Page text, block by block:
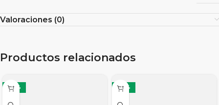
Valoraciones (0)
Productos relacionados
-28% -28%